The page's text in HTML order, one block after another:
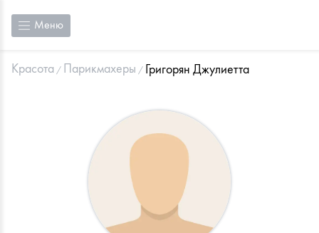
Меню
Красота Парикмахеры Григорян Джулиетта